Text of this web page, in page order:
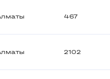
467
2102